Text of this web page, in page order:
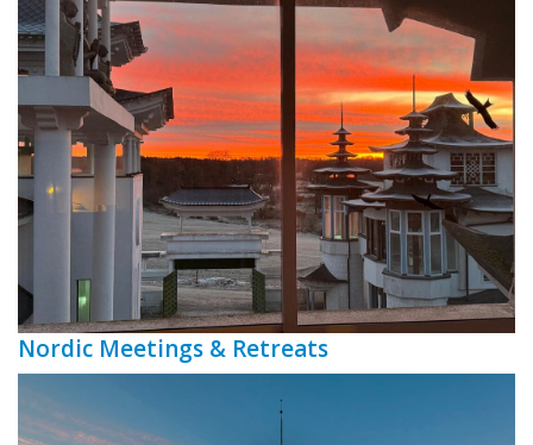
Nordic Meetings & Retreats